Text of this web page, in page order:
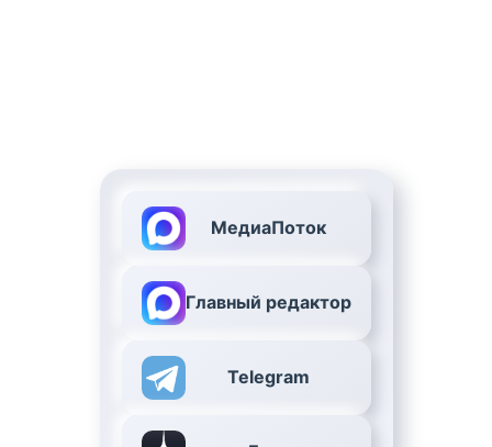
МедиаПоток
Главный редактор
Telegram